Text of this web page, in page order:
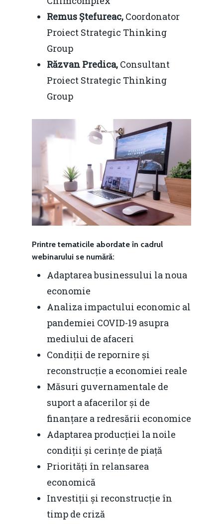
Remus Ștefureac, Coordonator
Proiect Strategic Thinking
Group
Răzvan Predica, Consultant
Proiect Strategic Thinking
Group
Printre tematicile abordate în cadrul
webinarului se numără:
Adaptarea businessului la noua
economie
Analiza impactului economic al
pandemiei COVID-19 asupra
mediului de afaceri
Condiții de repornire și
reconstrucție a economiei reale
Măsuri guvernamentale de
suport a afacerilor și de
finanțare a redresării economice
Adaptarea producției la noile
condiții și cerințe de piață
Priorități în relansarea
economică
Investiții și reconstrucție în
timp de criză
Home
Noutăți
Despre
Foto